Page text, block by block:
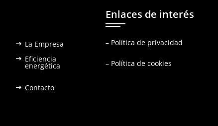
La Empresa
Eficiencia
energética
Contacto
Enlaces de interés
– Política de privacidad
– Política de cookies